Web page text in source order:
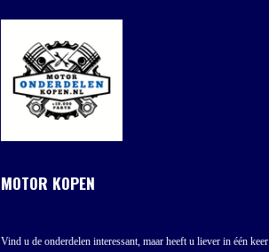
MOTOR KOPEN
Vind u de onderdelen interessant, maar heeft u liever in één keer